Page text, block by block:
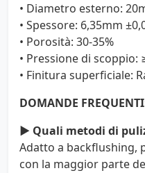
• Diametro esterno:
• Spessore: 6,35mm
• Porosità: 30-35%
• Pressione di scoppio:
• Finitura superficiale:
DOMANDE
▶ Quali metodi di
Adatto a backflushing,
con la maggior parte